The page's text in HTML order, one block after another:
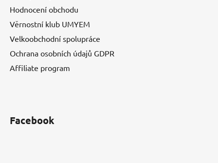
Hodnocení obchodu
Věrnostní klub UMYEM
Velkoobchodní spolupráce
Ochrana osobních údajů GDPR
Affiliate program
Facebook